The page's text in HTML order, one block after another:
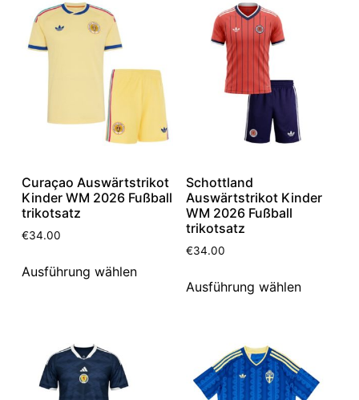
Curaçao Auswärtstrikot
Kinder WM 2026 Fußball
trikotsatz
€34.00
Ausführung wählen
Schottland
Auswärtstrikot Kinder
WM 2026 Fußball
trikotsatz
€34.00
Ausführung wählen